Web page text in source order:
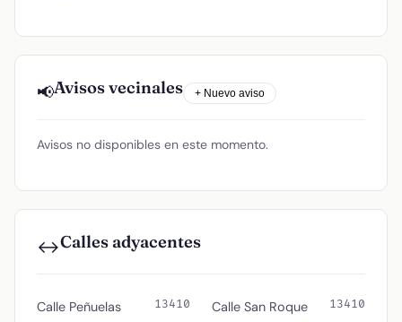
📢Avisos vecinales + Nuevo aviso
Avisos no disponibles en este momento.
↔️Calles adyacentes
Calle Peñuelas 13410 Calle San Roque 13410